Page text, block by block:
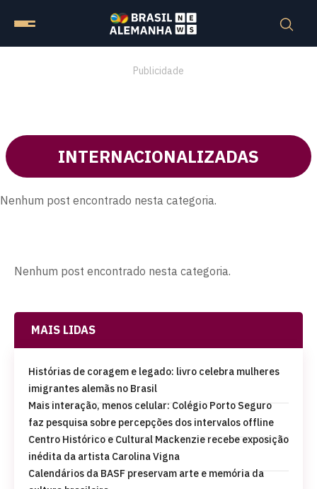
Publicidade
INTERNACIONALIZADAS
Nenhum post encontrado nesta categoria.
Nenhum post encontrado nesta categoria.
MAIS LIDAS
Histórias de coragem e legado: livro celebra mulheres
imigrantes alemãs no Brasil
Mais interação, menos celular: Colégio Porto Seguro
faz pesquisa sobre percepções dos intervalos offline
Centro Histórico e Cultural Mackenzie recebe exposição
inédita da artista Carolina Vigna
Calendários da BASF preservam arte e memória da